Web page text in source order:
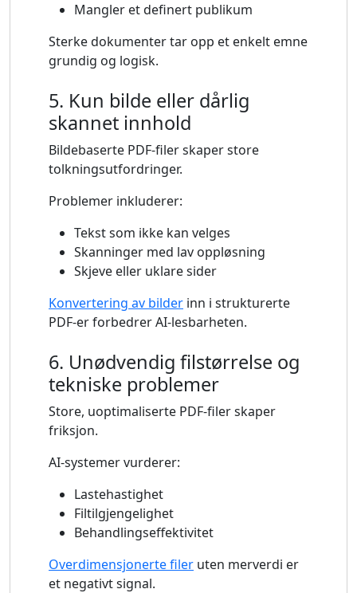
Mangler et definert publikum
Sterke dokumenter tar opp et enkelt emne
grundig og logisk.
5. Kun bilde eller dårlig
skannet innhold
Bildebaserte PDF-filer skaper store
tolkningsutfordringer.
Problemer inkluderer:
Tekst som ikke kan velges
Skanninger med lav oppløsning
Skjeve eller uklare sider
Konvertering av bilder inn i strukturerte
PDF-er forbedrer AI-lesbarheten.
6. Unødvendig filstørrelse og
tekniske problemer
Store, uoptimaliserte PDF-filer skaper
friksjon.
AI-systemer vurderer:
Lastehastighet
Filtilgjengelighet
Behandlingseffektivitet
Overdimensjonerte filer uten merverdi er
et negativt signal.